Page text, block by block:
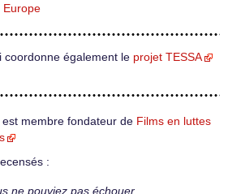
Europe
coordonne également le projet TESSA
est membre fondateur de Films en luttes
:
ne pouviez pas échouer